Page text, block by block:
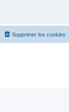
Supprimer les cookies